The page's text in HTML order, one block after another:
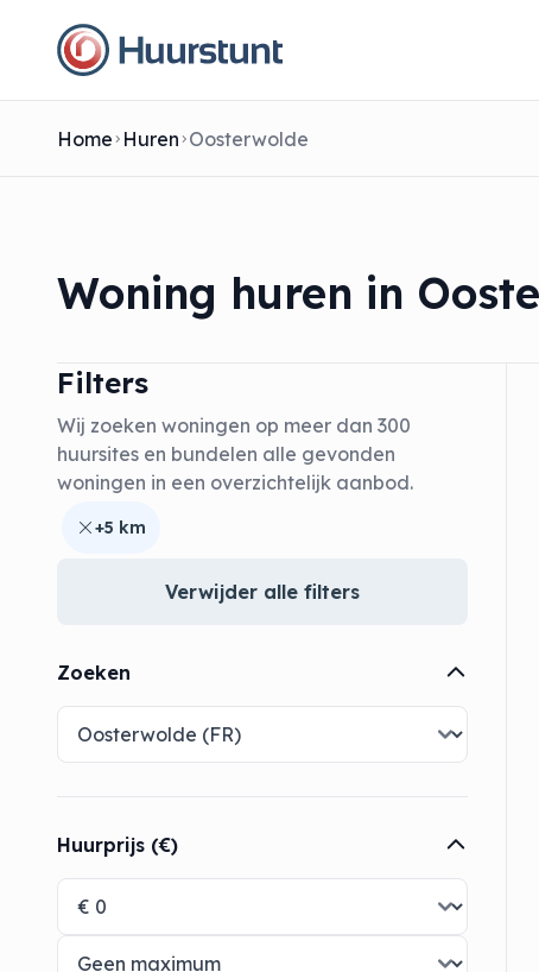
Home Huren Oosterwolde
Woning huren in
Filters
Wij zoeken woningen op meer dan 300
huursites en bundelen alle gevonden
woningen in een overzichtelijk aanbod.
+5 km
Verwijder alle filters
Zoeken
Huurprijs (€)